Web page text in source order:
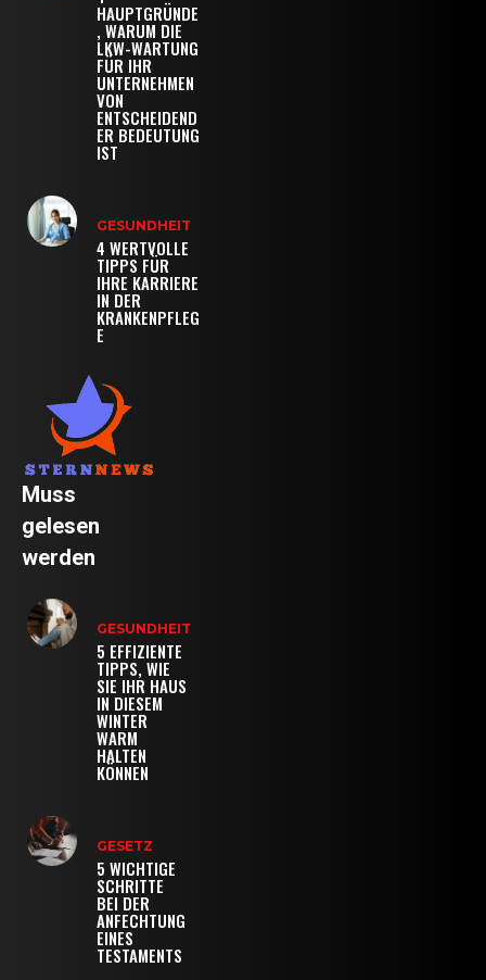
HAUPTGRÜNDE
, WARUM DIE
LKW-WARTUNG
FÜR IHR
UNTERNEHMEN
VON
ENTSCHEIDEND
ER BEDEUTUNG
IST
GESUNDHEIT
4 WERTVOLLE
TIPPS FÜR
IHRE KARRIERE
IN DER
KRANKENPFLEG
E
Muss
gelesen
werden
GESUNDHEIT
5 EFFIZIENTE
TIPPS, WIE
SIE IHR HAUS
IN DIESEM
WINTER
WARM
HALTEN
KÖNNEN
GESETZ
5 WICHTIGE
SCHRITTE
BEI DER
ANFECHTUNG
EINES
TESTAMENTS